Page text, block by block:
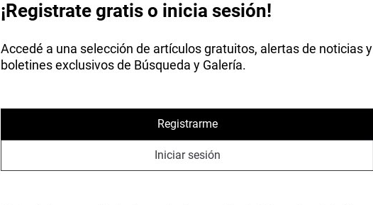
¡Registrate gratis o inicia sesión!
Accedé a una selección de artículos gratuitos, alertas de noticias y
boletines exclusivos de Búsqueda y Galería.
Registrarme
Iniciar sesión